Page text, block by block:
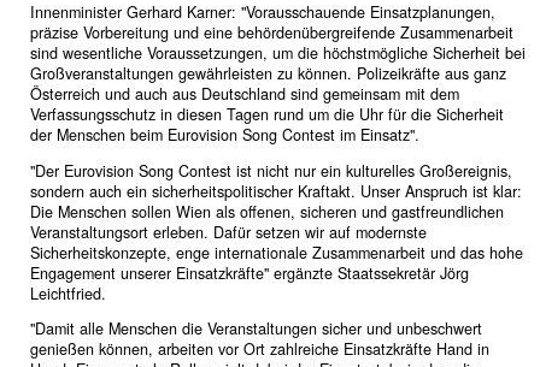
Innenminister Gerhard Karner: "Vorausschauende Einsatzplanungen,
präzise Vorbereitung und eine behördenübergreifende Zusammenarbeit
sind wesentliche Voraussetzungen, um die höchstmögliche Sicherheit bei
Großveranstaltungen gewährleisten zu können. Polizeikräfte aus ganz
Österreich und auch aus Deutschland sind gemeinsam mit dem
Verfassungsschutz in diesen Tagen rund um die Uhr für die Sicherheit
der Menschen beim Eurovision Song Contest im Einsatz".
"Der Eurovision Song Contest ist nicht nur ein kulturelles Großereignis,
sondern auch ein sicherheitspolitischer Kraftakt. Unser Anspruch ist klar:
Die Menschen sollen Wien als offenen, sicheren und gastfreundlichen
Veranstaltungsort erleben. Dafür setzen wir auf modernste
Sicherheitskonzepte, enge internationale Zusammenarbeit und das hohe
Engagement unserer Einsatzkräfte" ergänzte Staatssekretär Jörg
Leichtfried.
"Damit alle Menschen die Veranstaltungen sicher und unbeschwert
genießen können, arbeiten vor Ort zahlreiche Einsatzkräfte Hand in